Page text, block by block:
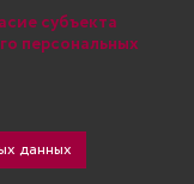
учреждение
инженерно-
2002 - 2026
субъекта
персональных
данных